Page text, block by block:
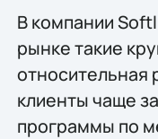
В компании
рынке такие
относительная
клиенты чаще
программы по